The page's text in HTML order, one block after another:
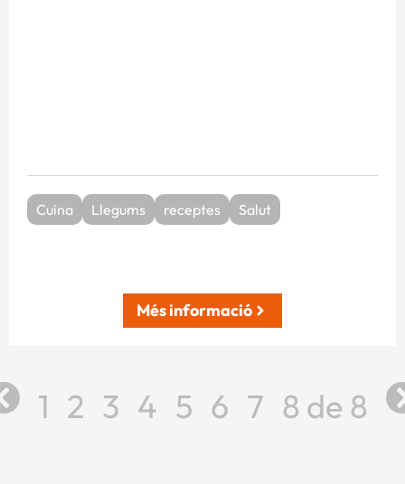
Cuina Llegums receptes Salut
Més informació
1 2 3 4 5 6 7 8 8